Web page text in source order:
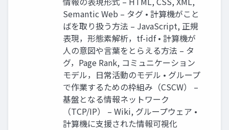
Semantic Web – タグ • 計算機がこと
ばを取り扱う方法 – JavaScript, 正規
表現，形態素解析，tf-idf • 計算機が
人の意図や言葉をとらえる方法 – タ
グ，Page Rank, コミュニケーション
モデル，日常活動のモデル • グループ
で作業するための枠組み（CSCW） –
基盤となる情報ネットワーク
（TCP/IP） – Wiki, グループウェア •
計算機に支援された情報可視化